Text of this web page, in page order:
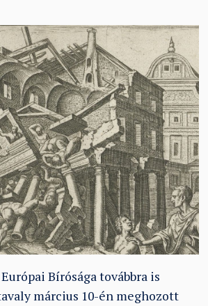
Bírósága továbbra is
március 10-én meghozott